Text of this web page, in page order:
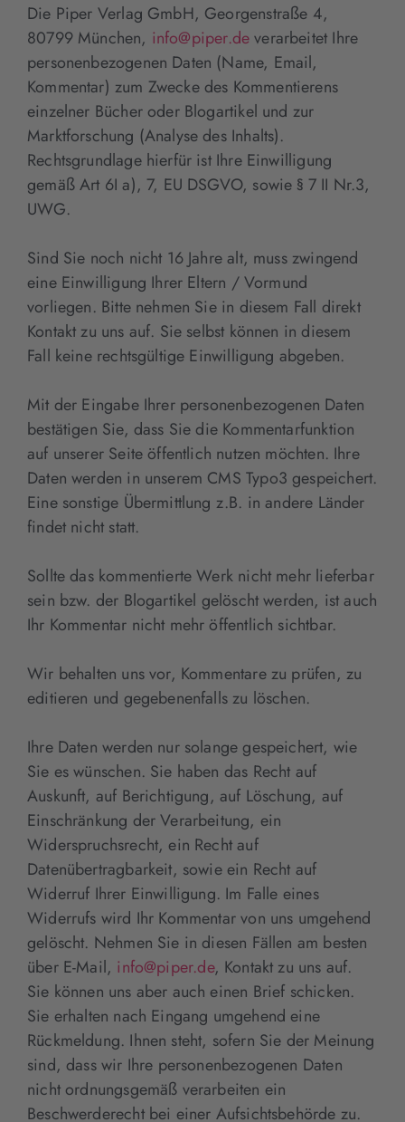
Die Piper Verlag GmbH, Georgenstraße 4,
80799 München, info@piper.deverarbeitet Ihre
personenbezogenen Daten (Name, Email,
Kommentar) zum Zwecke des Kommentierens
einzelner Bücher oder Blogartikel und zur
Marktforschung (Analyse des Inhalts).
Rechtsgrundlage hierfür ist Ihre Einwilligung
gemäß Art 6I a), 7, EU DSGVO, sowie § 7 II Nr.3,
UWG.
Sind Sie noch nicht 16 Jahre alt, muss zwingend
eine Einwilligung Ihrer Eltern / Vormund
vorliegen. Bitte nehmen Sie in diesem Fall direkt
Kontakt zu uns auf. Sie selbst können in diesem
Fall keine rechtsgültige Einwilligung abgeben.
Mit der Eingabe Ihrer personenbezogenen Daten
bestätigen Sie, dass Sie die Kommentarfunktion
auf unserer Seite öffentlich nutzen möchten. Ihre
Daten werden in unserem CMS Typo3 gespeichert.
Eine sonstige Übermittlung z.B. in andere Länder
findet nicht statt.
Sollte das kommentierte Werk nicht mehr lieferbar
sein bzw. der Blogartikel gelöscht werden, ist auch
Ihr Kommentar nicht mehr öffentlich sichtbar.
Wir behalten uns vor, Kommentare zu prüfen, zu
editieren und gegebenenfalls zu löschen.
Ihre Daten werden nur solange gespeichert, wie
Sie es wünschen. Sie haben das Recht auf
Auskunft, auf Berichtigung, auf Löschung, auf
Einschränkung der Verarbeitung, ein
Widerspruchsrecht, ein Recht auf
Datenübertragbarkeit, sowie ein Recht auf
Widerruf Ihrer Einwilligung. Im Falle eines
Widerrufs wird Ihr Kommentar von uns umgehend
gelöscht. Nehmen Sie in diesen Fällen am besten
über E-Mail, info@piper.de, Kontakt zu uns auf.
Sie können uns aber auch einen Brief schicken.
Sie erhalten nach Eingang umgehend eine
Rückmeldung. Ihnen steht, sofern Sie der Meinung
sind, dass wir Ihre personenbezogenen Daten
nicht ordnungsgemäß verarbeiten ein
Beschwerderecht bei einer Aufsichtsbehörde zu.